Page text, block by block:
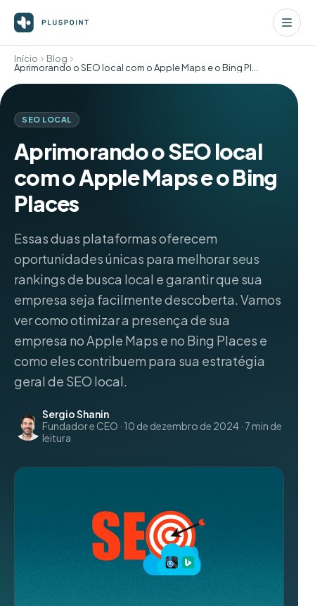
Início
Blog
SEO LOCAL
Aprimorando o SEO local
com o Apple Maps e o Bing
Places
Essas duas plataformas oferecem
oportunidades únicas para melhorar seus
rankings de busca local e garantir que sua
empresa seja facilmente descoberta. Vamos
ver como otimizar a presença de sua
empresa no Apple Maps e no Bing Places e
como eles contribuem para sua estratégia
geral de SEO local.
Sergio Shanin
Fundador e CEO · 10 de dezembro de 2024 · 7 min de
leitura